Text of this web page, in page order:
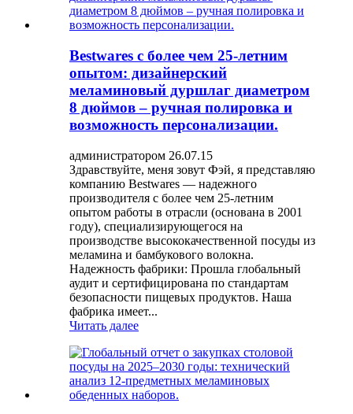
Bestwares с более чем 25-летним
опытом: дизайнерский
меламиновый дуршлаг диаметром
8 дюймов – ручная полировка и
возможность персонализации.
администратором 26.07.15
Здравствуйте, меня зовут Фэй, я представляю
компанию Bestwares — надежного
производителя с более чем 25-летним
опытом работы в отрасли (основана в 2001
году), специализирующегося на
производстве высококачественной посуды из
меламина и бамбукового волокна.
Надежность фабрики: Прошла глобальный
аудит и сертифицирована по стандартам
безопасности пищевых продуктов. Наша
фабрика имеет...
Читать далее